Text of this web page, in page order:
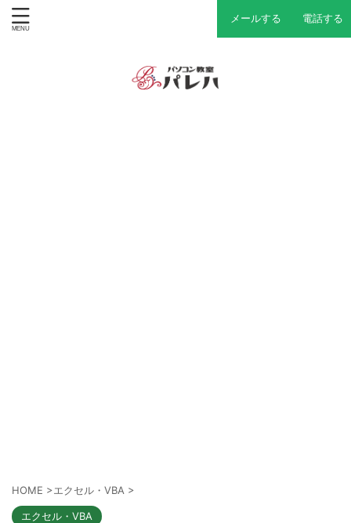
メールする 電話する
HOME >エクセル・VBA >
エクセル・VBA